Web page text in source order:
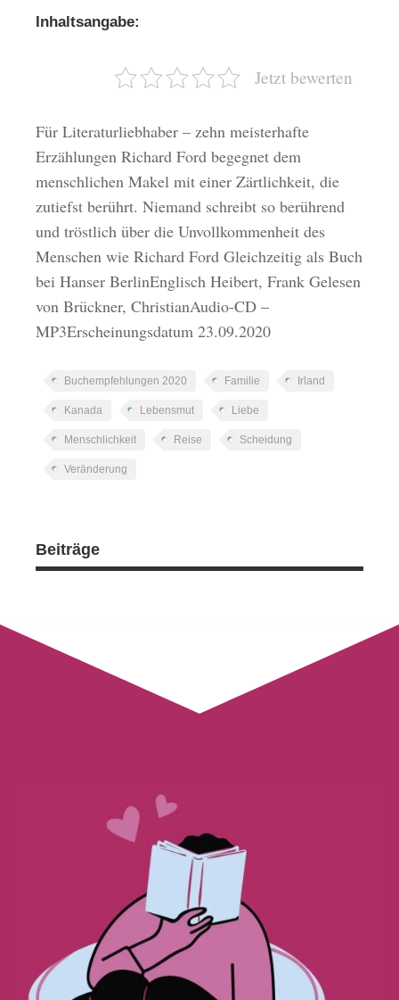
Inhaltsangabe:
Jetzt bewerten
Für Literaturliebhaber – zehn meisterhafte
Erzählungen Richard Ford begegnet dem
menschlichen Makel mit einer Zärtlichkeit, die
zutiefst berührt. Niemand schreibt so berührend
und tröstlich über die Unvollkommenheit des
Menschen wie Richard Ford Gleichzeitig als Buch
bei Hanser BerlinEnglisch Heibert, Frank Gelesen
von Brückner, ChristianAudio-CD –
MP3Erscheinungsdatum 23.09.2020
Buchempfehlungen 2020 Familie Irland
Kanada Lebensmut Liebe
Menschlichkeit Reise Scheidung
Veränderung
Beiträge